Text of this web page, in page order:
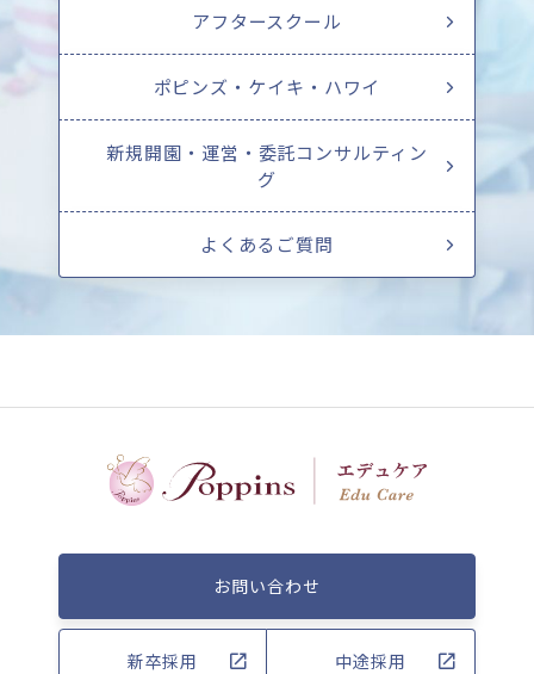
アフタースクール
ポピンズ・ケイキ・ハワイ
新規開園・運営・委託コンサルティン
グ
よくあるご質問
お問い合わせ
新卒採用 中途採用